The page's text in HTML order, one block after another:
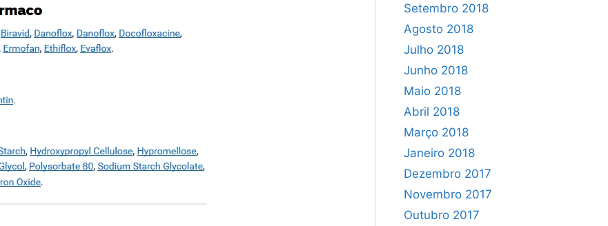
Setembro 2018
Agosto 2018
Julho 2018
Junho 2018
Maio 2018
Abril 2018
Março 2018
Janeiro 2018
Dezembro 2017
Novembro 2017
Outubro 2017